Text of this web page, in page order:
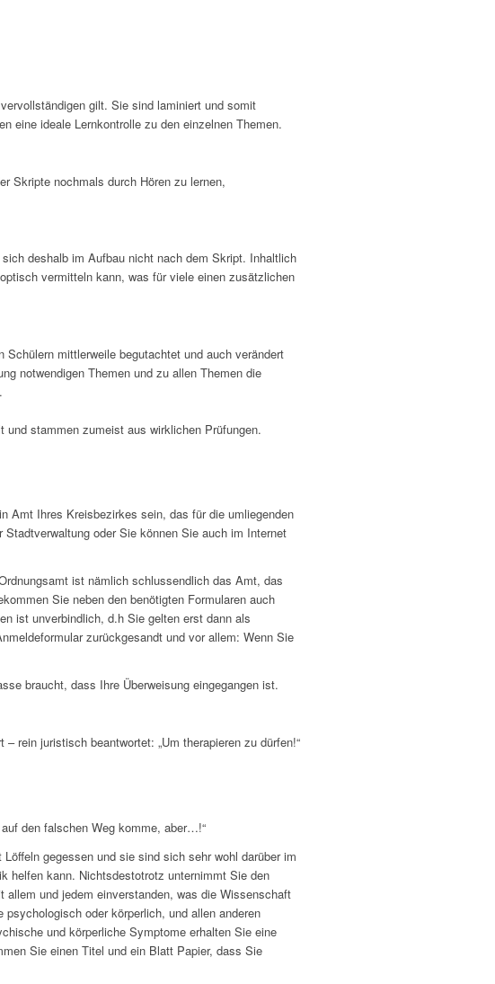
gilt. Sie sind laminiert und somit
eine ideale Lernkontrolle zu den einzelnen Themen.
Skripte nochmals durch Hören zu lernen,
deshalb im Aufbau nicht nach dem Skript. Inhaltlich
vermitteln kann, was für viele einen zusätzlichen
mittlerweile begutachtet und auch verändert
notwendigen Themen und zu allen Themen die
und stammen zumeist aus wirklichen Prüfungen.
Amt Ihres Kreisbezirkes sein, das für die umliegenden
oder Sie können Sie auch im Internet
ist nämlich schlussendlich das Amt, das
Sie neben den benötigten Formularen auch
ist unverbindlich, d.h Sie gelten erst dann als
zurückgesandt und vor allem: Wenn Sie
braucht, dass Ihre Überweisung eingegangen ist.
rein juristisch beantwortet: „Um therapieren zu dürfen!“
den falschen Weg komme, aber…!“
gegessen und sie sind sich sehr wohl darüber im
helfen kann. Nichtsdestotrotz unternimmt Sie den
und jedem einverstanden, was die Wissenschaft
oder körperlich, und allen anderen
und körperliche Symptome erhalten Sie eine
Sie einen Titel und ein Blatt Papier, dass Sie